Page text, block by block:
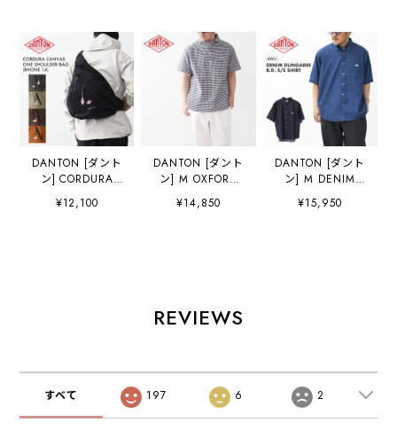
DANTON [ダント
ン] CORDURA
CANVAS ONE
SHOULDER
ーデュラキャンバ
ス・MEN'S /
LADY'S
[2026AW]
¥12,100
DANTON [ダント
ン] M OXFORD
ROUND COLLAR
SHORT SLEEVE
オーバーシャツ・
半袖シャツ・コッ
ャックシャツ・丸
襟・MEN'S
[2026SS]
¥14,850
DANTON [ダント
ン] M DENIM
DUNGAREE B.D.
S/S SHIRT [DT-
[2026SS]
¥15,950
REVIEWS
すべて 197 6 2